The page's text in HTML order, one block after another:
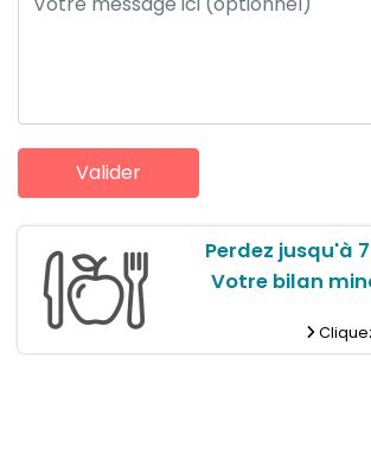
Perdez jusqu'à
Votre bilan